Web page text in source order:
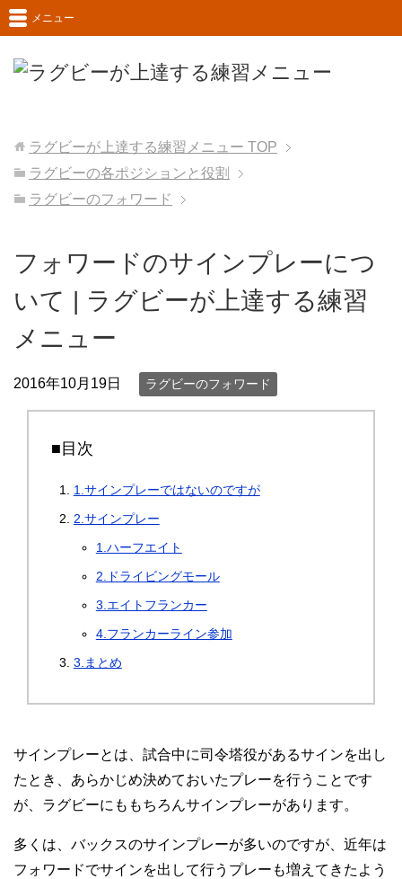
メニュー
ラグビーが上達する練習メニュー TOP
ラグビーの各ポジションと役割
ラグビーのフォワード
フォワードのサインプレーにつ
いて | ラグビーが上達する練習
メニュー
2016年10月19日 ラグビーのフォワード
■目次
1.サインプレーではないのですが
2.サインプレー
1.ハーフエイト
2.ドライビングモール
3.エイトフランカー
4.フランカーライン参加
3.まとめ
サインプレーとは、試合中に司令塔役があるサインを出し
たとき、あらかじめ決めておいたプレーを行うことです
が、ラグビーにももちろんサインプレーがあります。
多くは、バックスのサインプレーが多いのですが、近年は
フォワードでサインを出して行うプレーも増えてきたよう